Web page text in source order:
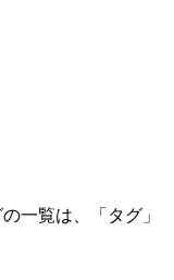
一覧は、「タグ」